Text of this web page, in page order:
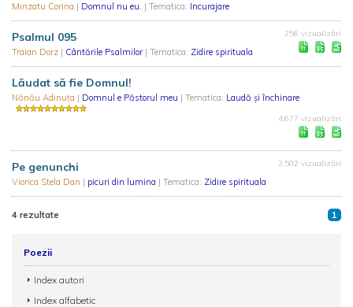
Minzatu Corina | Domnul nu eu. | Tematica: Incurajare
Psalmul 095
Traian Dorz | Cântările Psalmilor | Tematica: Zidire spirituala
256 vizualizări
Lăudat să fie Domnul!
Nănău Adinuţa | Domnul e Păstorul meu | Tematica: Laudă și închinare
4.677 vizualizări
Pe genunchi
Viorica Stela Dan | picuri din lumina | Tematica: Zidire spirituala
2.502 vizualizări
4 rezultate 1
Poezii
Index autori
Index alfabetic